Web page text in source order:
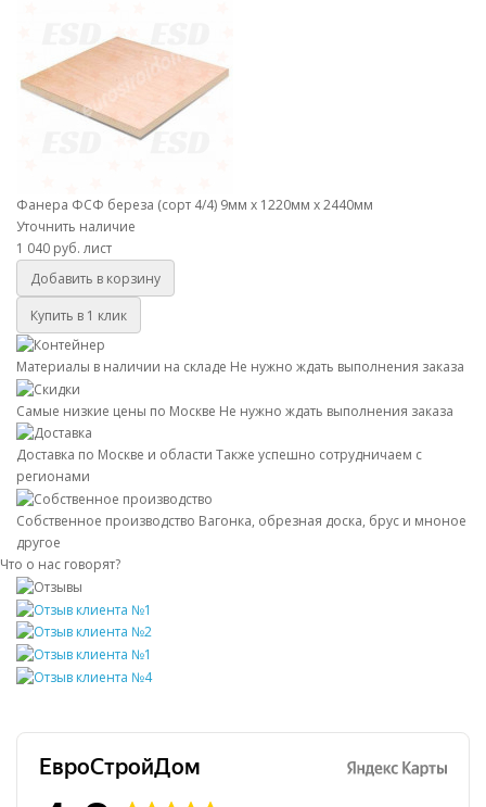
Фанера ФСФ береза (сорт 4/4) 9мм х 1220мм х 2440мм
Уточнить наличие
1 040 руб. лист
Добавить в корзину
Купить в 1 клик
Материалы в наличии на складе Не нужно ждать выполнения заказа
Самые низкие цены по Москве Не нужно ждать выполнения заказа
Доставка по Москве и области Также успешно сотрудничаем с
регионами
Собственное производство Вагонка, обрезная доска, брус и мноное
другое
Что о нас говорят?